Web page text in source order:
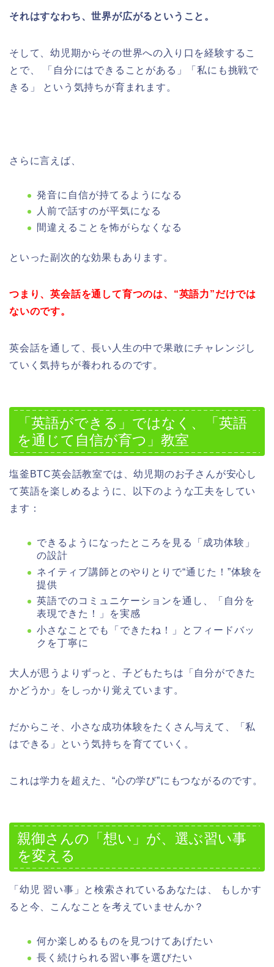
それはすなわち、世界が広がるということ。
そして、幼児期からその世界への入り口を経験するこ
とで、 「自分にはできることがある」「私にも挑戦で
きる」 という気持ちが育まれます。
さらに言えば、
発音に自信が持てるようになる
人前で話すのが平気になる
間違えることを怖がらなくなる
といった副次的な効果もあります。
つまり、英会話を通して育つのは、“英語力”だけでは
ないのです。
英会話を通して、長い人生の中で果敢にチャレンジし
ていく気持ちが養われるのです。
「英語ができる」ではなく、「英語
を通じて自信が育つ」教室
塩釜BTC英会話教室では、幼児期のお子さんが安心し
て英語を楽しめるように、以下のような工夫をしてい
ます：
できるようになったところを見る「成功体験」
の設計
ネイティブ講師とのやりとりで“通じた！”体験を
提供
英語でのコミュニケーションを通し、「自分を
表現できた！」を実感
小さなことでも「できたね！」とフィードバッ
クを丁寧に
大人が思うよりずっと、子どもたちは「自分ができた
かどうか」をしっかり覚えています。
だからこそ、小さな成功体験をたくさん与えて、「私
はできる」という気持ちを育てていく。
これは学力を超えた、“心の学び”にもつながるのです。
親御さんの「想い」が、選ぶ習い事
を変える
「幼児 習い事」と検索されているあなたは、 もしかす
ると今、こんなことを考えていませんか？
何か楽しめるものを見つけてあげたい
長く続けられる習い事を選びたい